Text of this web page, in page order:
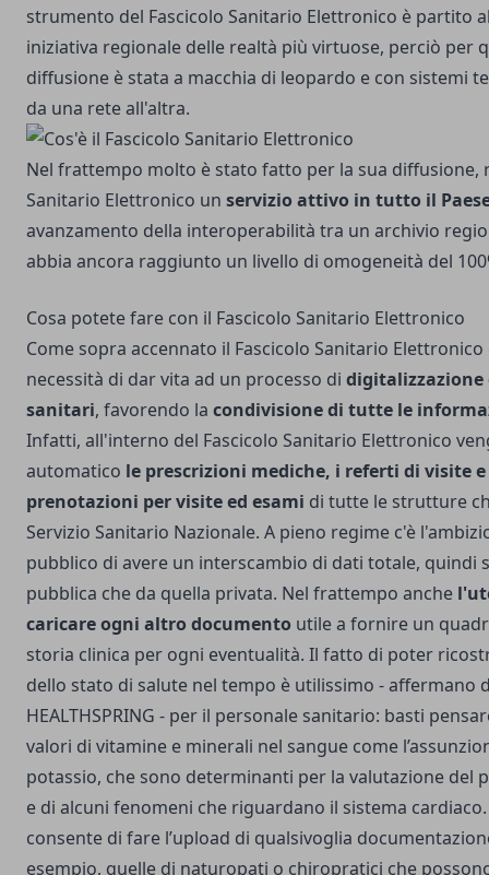
strumento del Fascicolo Sanitario Elettronico è partito
iniziativa regionale delle realtà più virtuose, perciò per
diffusione è stata a macchia di leopardo e con sistemi
da una rete all'altra.
Nel frattempo molto è stato fatto per la sua diffusione,
Sanitario Elettronico un servizio attivo in tutto il
avanzamento della interoperabilità tra un archivio
abbia ancora raggiunto un livello di omogeneità del
Cosa potete fare con il Fascicolo Sanitario Elettronico
Come sopra accennato il Fascicolo Sanitario
necessità di dar vita ad un processo di
sanitari, favorendo la condivisione di tutte le
Infatti, all'interno del Fascicolo Sanitario Elettronico
automatico le prescrizioni mediche, i referti di visite
prenotazioni per visite ed esami di tutte le strutture
Servizio Sanitario Nazionale. A pieno regime c'è
pubblico di avere un interscambio di dati totale, quindi
pubblica che da quella privata. Nel frattempo anche
caricare ogni altro documento utile a fornire un
storia clinica per ogni eventualità. Il fatto di poter
dello stato di salute nel tempo è utilissimo -affermano
HEALTHSPRING - per il personale sanitario: basti
valori di vitamine e minerali nel sangue come
potassio, che sono determinanti per la valutazione del
e di alcuni fenomeni che riguardano il sistema
consente di fare l’upload di qualsivoglia
esempio, quelle di naturopati o chiropratici che